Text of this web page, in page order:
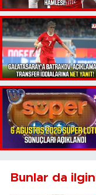
Bunlar da